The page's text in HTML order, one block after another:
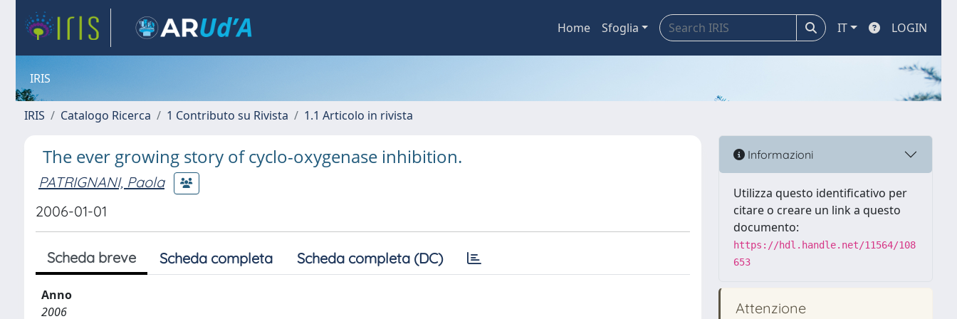
Home Sfoglia IT LOGIN
IRIS
IRIS Catalogo Ricerca 1 Contributo su Rivista 1.1 Articolo in rivista
The ever growing story of cyclo-oxygenase inhibition.
PATRIGNANI, Paola
2006-01-01
Scheda breve Scheda completa Scheda completa (DC)
Anno
2006
Informazioni
Utilizza questo identificativo per
citare o creare un link a questo
documento:
https://hdl.handle.net/11564/108
653
Attenzione